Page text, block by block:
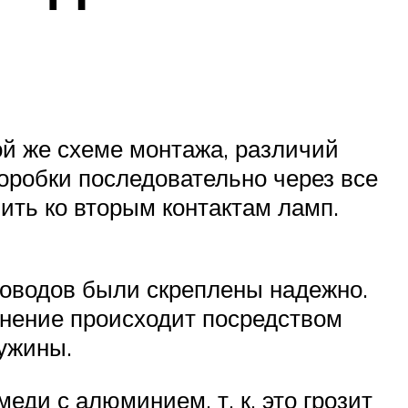
же схеме монтажа, различий
последовательно через все
ко вторым контактам ламп.
были скреплены надежно.
происходит посредством
с алюминием, т. к. это грозит